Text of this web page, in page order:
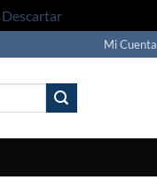
Descartar
Mi Cuenta